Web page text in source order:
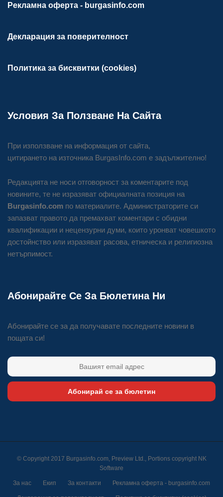
Рекламна оферта - burgasinfo.com
Декларация за поверителност
Политика за бисквитки (cookies)
Условия За Ползване На Сайта
При използване на информация от сайта,
цитирането на източника BurgasInfo.com е задължително!
Редакцията не носи отговорност за коментарите под
новините, те не изразяват официалната позиция на
Burgasinfo.com по материалите. Администраторите си
запазват правото да премахват коментари с обидни
квалификации и нецензурни думи, които уронват човешкото
достойнство или изразяват расова, етническа и религиозна
нетърпимост.
Абонирайте Се За Бюлетина Ни
Абонирайте се за да получавате последните новини в
пощата си!
Абонирай се за бюлетин
© Copyright 2017 Burgasinfo.com, Preview Ltd., Portions copyright NK
Software
За нас Екип За контакти Рекламна оферта - burgasinfo.com